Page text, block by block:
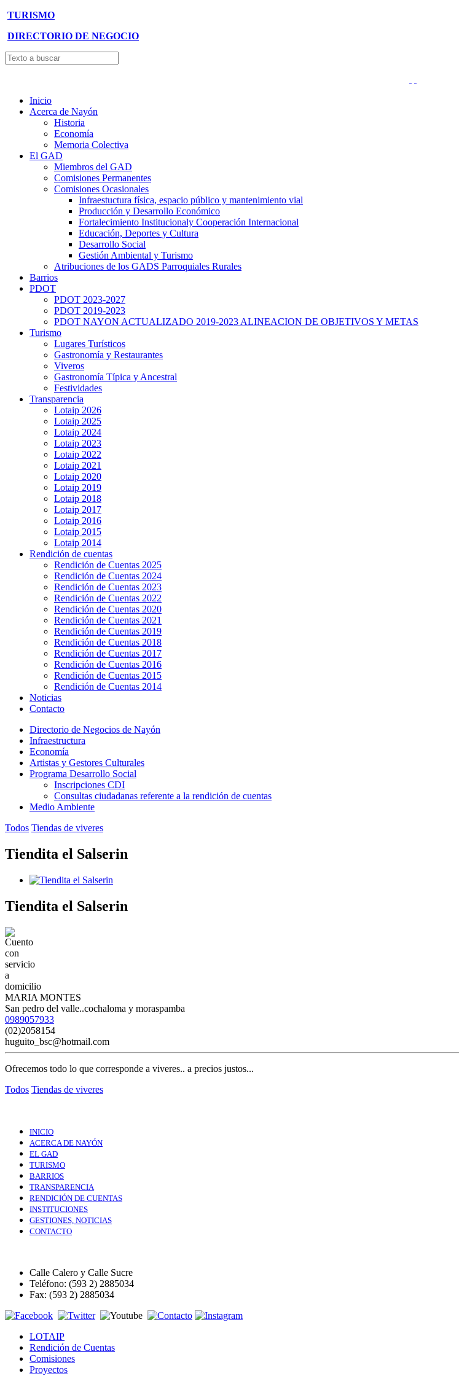
TURISMO
DIRECTORIO DE NEGOCIO
Inicio
Acerca de Nayón
Historia
Economía
Memoria Colectiva
El GAD
Miembros del GAD
Comisiones Permanentes
Comisiones Ocasionales
Infraestuctura física, espacio público y mantenimiento vial
Producción y Desarrollo Económico
Fortalecimiento Institucionaly Cooperación Internacional
Educación, Deportes y Cultura
Desarrollo Social
Gestión Ambiental y Turismo
Atribuciones de los GADS Parroquiales Rurales
Barrios
PDOT
PDOT 2023-2027
PDOT 2019-2023
PDOT NAYON ACTUALIZADO 2019-2023 ALINEACION DE OBJETIVOS Y METAS
Turismo
Lugares Turísticos
Gastronomía y Restaurantes
Viveros
Gastronomía Típica y Ancestral
Festividades
Transparencia
Lotaip 2026
Lotaip 2025
Lotaip 2024
Lotaip 2023
Lotaip 2022
Lotaip 2021
Lotaip 2020
Lotaip 2019
Lotaip 2018
Lotaip 2017
Lotaip 2016
Lotaip 2015
Lotaip 2014
Rendición de cuentas
Rendición de Cuentas 2025
Rendición de Cuentas 2024
Rendición de Cuentas 2023
Rendición de Cuentas 2022
Rendición de Cuentas 2020
Rendición de Cuentas 2021
Rendición de Cuentas 2019
Rendición de Cuentas 2018
Rendición de Cuentas 2017
Rendición de Cuentas 2016
Rendición de Cuentas 2015
Rendición de Cuentas 2014
Noticias
Contacto
Directorio de Negocios de Nayón
Infraestructura
Economía
Artistas y Gestores Culturales
Programa Desarrollo Social
Inscripciones CDI
Consultas ciudadanas referente a la rendición de cuentas
Medio Ambiente
Todos Tiendas de viveres
Tiendita el Salserin
Tiendita el Salserin
MARIA MONTES
San pedro del valle..cochaloma y moraspamba
0989057933
(02)2058154
huguito_bsc@hotmail.com
Ofrecemos todo lo que corresponde a viveres.. a precios justos...
Todos Tiendas de viveres
INICIO
ACERCA DE NAYÓN
EL GAD
TURISMO
BARRIOS
TRANSPARENCIA
RENDICIÓN DE CUENTAS
INSTITUCIONES
GESTIONES, NOTICIAS
CONTACTO
Calle Calero y Calle Sucre
Teléfono: (593 2) 2885034
Fax: (593 2) 2885034
LOTAIP
Rendición de Cuentas
Comisiones
Proyectos